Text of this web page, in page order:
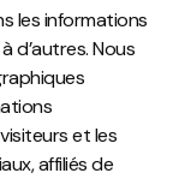
les informations
d’autres. Nous
et les
affiliés de